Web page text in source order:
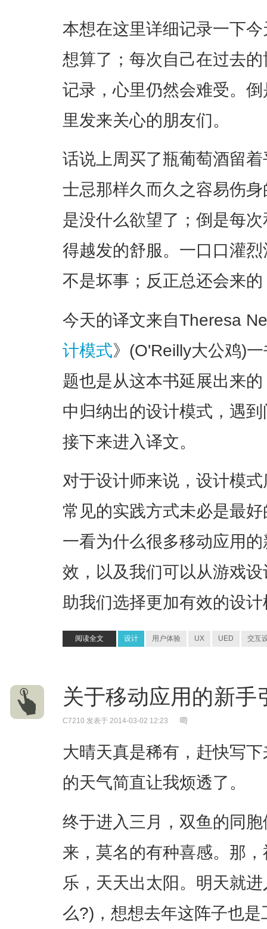
本想在这里详细记录一下
想算了；每次自己在过去
记录，心里仍然会难受。
里发来关心的朋友们。
话说上周买了瓶葡萄酒留
士忌那样久而久之容易伤
是没什么欲望了；倒是每
得越发的舒服。一口口灌
不是坏事；反正总还会来
今天的译文来自Theresa
计模式》(O'Reilly大公鸡)
题也是从这本书延展出来
中归纳出的设计模式，遇
接下来进入译文。
对于设计师来说，设计模
常见的实践方式未必是最
一看为什么很多移动应用
效，以及我们可以从游戏
助我们选择更加有效的设
阅读全文 设计 用户体验 UX UED 交互
关于移动应用的新
C7210 发表于 2014-03-02 12:23
大晴天真是稀有，赶快写
的天气简直让我烦透了。
终于进入三月，双鱼的同
来，莫名的有种喜感。那
乐，天天出太阳。明天就
么?)，想想去年这阵子也